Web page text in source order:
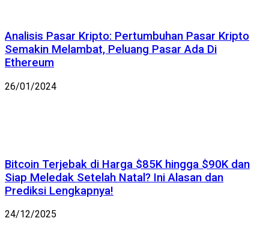
Analisis Pasar Kripto: Pertumbuhan Pasar Kripto
Semakin Melambat, Peluang Pasar Ada Di
Ethereum
26/01/2024
Bitcoin Terjebak di Harga $85K hingga $90K dan
Siap Meledak Setelah Natal? Ini Alasan dan
Prediksi Lengkapnya!
24/12/2025